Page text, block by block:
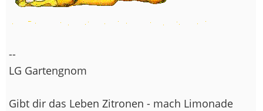
--
LG Gartengnom
Gibt dir das Leben Zitronen - mach Limonade